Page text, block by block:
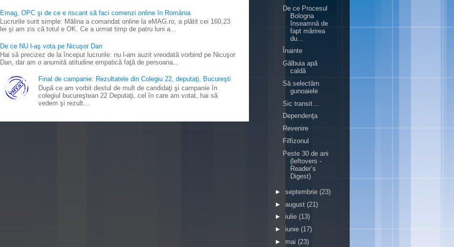
Emag, OPC şi de ce e riscant să faci comenzi online în România
Lucrurile sunt simple: Mălina a comandat online la eMAG.ro, a plătit cei 160,23
lei şi am zis că totul e OK. Ce a urmat timp de patru luni a...
De ce NU l-aş vota pe Nicuşor Dan
Hai să precizez de la început lucrurile: nu l-am auzit vreodată vorbind pe Nicuşor
Dan, dar am o anumită atitudine empatică faţă de persoana...
Final de campanie: Rezultatele din Colegiu 22, deputaţi, Bucureşti
După ce am vorbit destul de mult de candidaţi şi campanie în
colegiul bucureştean 22 Deputaţi, cel în care am votat, hai să
vedem şi rezult...
De ce Procesul
Bologna
înseamnă de
fapt mărirea
du...
Înainte
Gălbuia apă
caldă
Să selectăm
gunoaiele
Sic transit…
Dependenţa
Revenire
Filfizonul
Peste 30 de ani
(leftovers -
Reader’s
Digest)
► septembrie (23)
► august (21)
► iulie (13)
► iunie (17)
► mai (23)